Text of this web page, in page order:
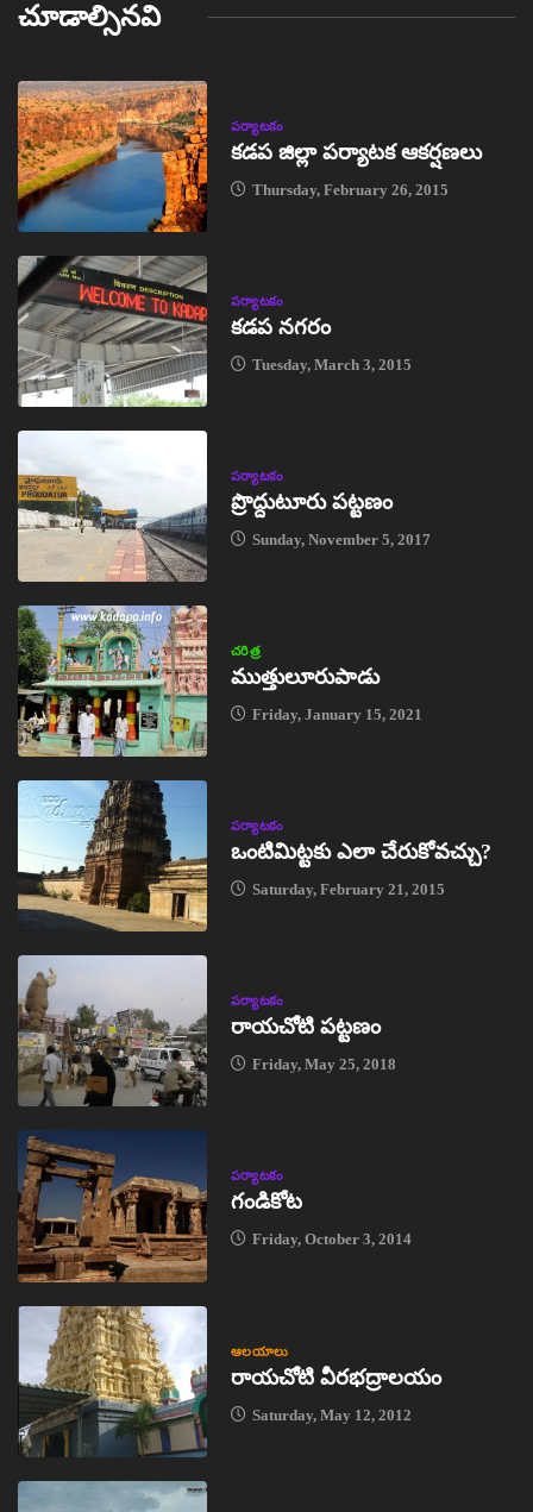
చూడాల్సినవి
పర్యాటకం
కడప జిల్లా పర్యాటక ఆకర్షణలు
Thursday, February 26, 2015
పర్యాటకం
కడప నగరం
Tuesday, March 3, 2015
పర్యాటకం
ప్రొద్దుటూరు పట్టణం
Sunday, November 5, 2017
చరిత్ర
ముత్తులూరుపాడు
Friday, January 15, 2021
పర్యాటకం
ఒంటిమిట్టకు ఎలా చేరుకోవచ్చు?
Saturday, February 21, 2015
పర్యాటకం
రాయచోటి పట్టణం
Friday, May 25, 2018
పర్యాటకం
గండికోట
Friday, October 3, 2014
ఆలయాలు
రాయచోటి వీరభద్రాలయం
Saturday, May 12, 2012